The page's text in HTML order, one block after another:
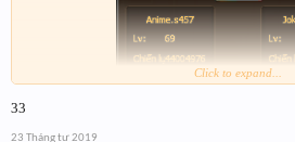
Click to expand...
33
23 Tháng tư 2019